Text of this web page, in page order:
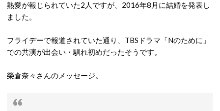
熱愛が報じられていた2人ですが、2016年8月に結婚を発表し
ました。
フライデーで報道されていた通り、TBSドラマ「Nのために」
での共演が出会い・馴れ初めだったそうです。
榮倉奈々さんのメッセージ。